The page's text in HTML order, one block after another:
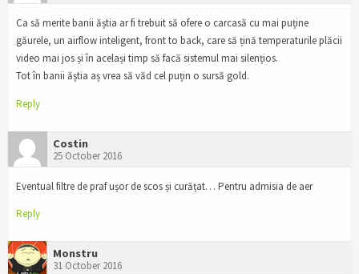
Ca să merite banii ăștia ar fi trebuit să ofere o carcasă cu mai puține
găurele, un airflow inteligent, front to back, care să țină temperaturile plăcii
video mai jos și în același timp să facă sistemul mai silențios.
Tot în banii ăștia aș vrea să văd cel puțin o sursă gold.
Reply
Costin
25 October 2016
Eventual filtre de praf ușor de scos și curățat… Pentru admisia de aer
Reply
Monstru
31 October 2016